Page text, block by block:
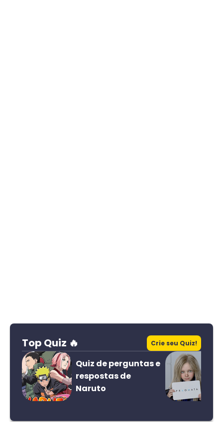
Top Quiz 🔥 Crie seu Quiz!
Quiz de perguntas e
respostas de
Naruto